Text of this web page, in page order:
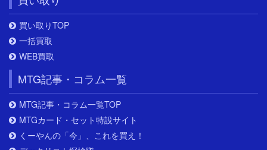
買い取りTOP
一括買取
WEB買取
MTG記事・コラム一覧
MTG記事・コラム一覧TOP
MTGカード・セット特設サイト
くーやんの「今」、これを買え！